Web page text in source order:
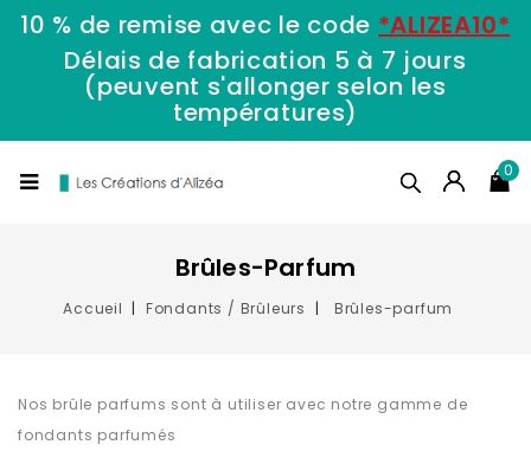
10 % de remise avec le code *ALIZEA10*
Délais de fabrication 5 à 7 jours
(peuvent s'allonger selon les
températures)
0
Brûles-Parfum
Accueil Fondants / Brûleurs Brûles-parfum
Nos brûle parfums sont à utiliser avec notre gamme de
fondants parfumés